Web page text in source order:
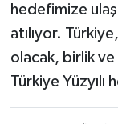
hedefimize
atılıyor.
olacak, birlik
Türkiye Yüzyılı